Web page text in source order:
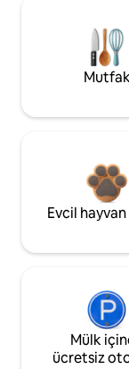
Evcil
Mülk
ücretsiz